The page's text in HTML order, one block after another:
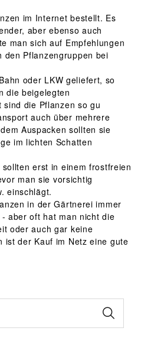
im Internet bestellt. Es
aber ebenso auch
man sich auf Empfehlungen
Pflanzengruppen bei
oder LKW geliefert, so
die beigelegten
die Pflanzen so gu
auch über mehrere
Auspacken sollten sie
im lichten Schatten
erst in einem frostfreien
man sie vorsichtig
einschlägt.
in der Gärtnerei immer
aber oft hat man nicht die
oder auch gar keine
ist der Kauf im Netz eine gute